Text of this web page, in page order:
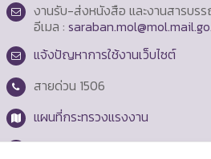
งานรับ-ส่งหนังสือ และงานสารบร
อีเมล :
แจ้งปัญหาการใช้งานเว็บไซต์
สายด่วน 1506
แผนที่กระทรวงแรงงาน
Login